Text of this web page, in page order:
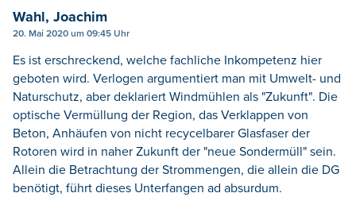
Wahl, Joachim
20. Mai 2020 um 09:45 Uhr
Es ist erschreckend, welche fachliche Inkompetenz hier
geboten wird. Verlogen argumentiert man mit Umwelt- und
Naturschutz, aber deklariert Windmühlen als "Zukunft". Die
optische Vermüllung der Region, das Verklappen von
Beton, Anhäufen von nicht recycelbarer Glasfaser der
Rotoren wird in naher Zukunft der "neue Sondermüll" sein.
Allein die Betrachtung der Strommengen, die allein die DG
benötigt, führt dieses Unterfangen ad absurdum.